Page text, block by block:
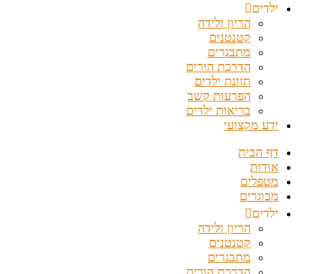
ילדים
הריון ולידה
קטנטנים
מתבגרים
הדרכת הורים
תזונת ילדים
הפרעות קשב
בריאות ילדים
ידע מקצועי
דף הבית
אודות
מטפלים
מבוגרים
ילדים
הריון ולידה
קטנטנים
מתבגרים